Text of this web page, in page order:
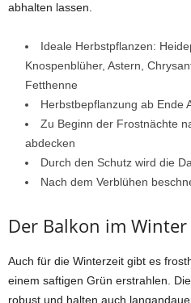
abhalten lassen.
Ideale Herbstpflanzen:
Knospenblüher, Astern,
Fetthenne
Herbstbepflanzung ab Ende
Zu Beginn der Frostnächte
abdecken
Durch den Schutz wird die
Nach dem Verblühen
Der Balkon im Winter
Auch für die Winterzeit gibt es
einem saftigen Grün erstrahlen.
robust und halten auch